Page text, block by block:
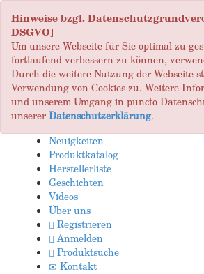
Hinweise bzgl.
DSGVO]
Um unsere Webseite für Sie optimal zu
fortlaufend verbessern zu können,
Durch die weitere Nutzung der Webseite
Verwendung von Cookies zu. Weitere
und unserem Umgang in puncto
unsererDatenschutzerklärung.
Neuigkeiten
Produktkatalog
Herstellerliste
Geschichten
Videos
Über uns
Registrieren
Anmelden
Produktsuche
Kontakt